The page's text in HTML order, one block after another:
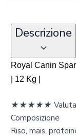
Descrizione
Royal Canin
| 12 Kg |
★★★★★
Composizione
Riso, mais,